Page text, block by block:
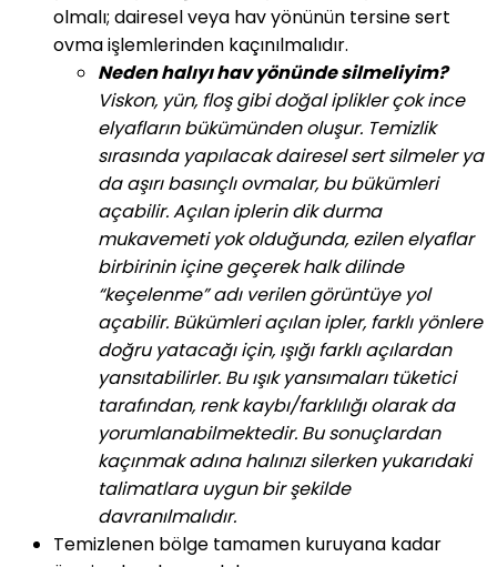
olmalı; dairesel veya hav yönünün tersine sert
ovma işlemlerinden kaçınılmalıdır.
Neden halıyı hav yönünde silmeliyim?
Viskon, yün, floş gibi doğal iplikler çok ince
elyafların bükümünden oluşur. Temizlik
sırasında yapılacak dairesel sert silmeler ya
da aşırı basınçlı ovmalar, bu bükümleri
açabilir. Açılan iplerin dik durma
mukavemeti yok olduğunda, ezilen elyaflar
birbirinin içine geçerek halk dilinde
“keçelenme” adı verilen görüntüye yol
açabilir. Bükümleri açılan ipler, farklı yönlere
doğru yatacağı için, ışığı farklı açılardan
yansıtabilirler. Bu ışık yansımaları tüketici
tarafından, renk kaybı/farklılığı olarak da
yorumlanabilmektedir. Bu sonuçlardan
kaçınmak adına halınızı silerken yukarıdaki
talimatlara uygun bir şekilde
davranılmalıdır.
Temizlenen bölge tamamen kuruyana kadar